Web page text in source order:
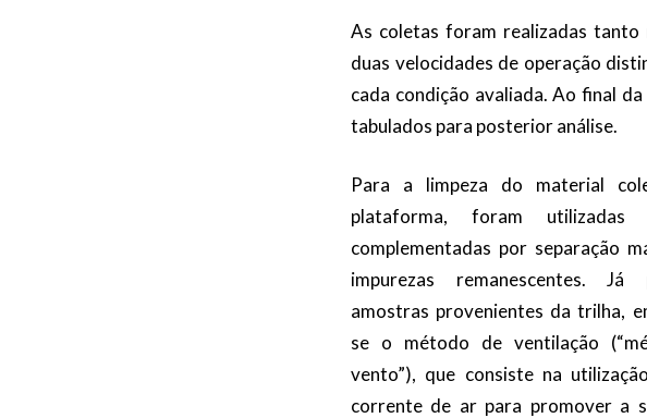
As coletas foram realizadas
duas velocidades de operação
cada condição avaliada. Ao final
tabulados para posterior análise.
Para a limpeza do material
plataforma, foram utilizadas
complementadas por separação
impurezas remanescentes.
amostras provenientes da trilha,
se o método de ventilação
vento”), que consiste na
corrente de ar para promover a